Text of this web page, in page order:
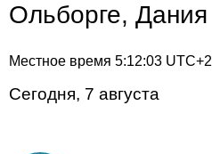
Ольборге, Дания
Местное время 5:12:03 UTC+2
Сегодня, 7 августа